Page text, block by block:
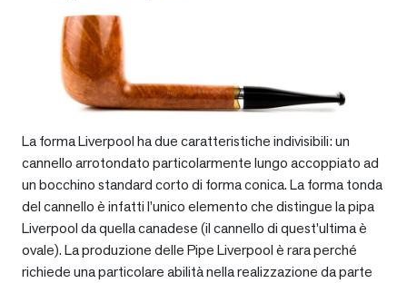
La forma Liverpool ha due caratteristiche indivisibili: un
cannello arrotondato particolarmente lungo accoppiato ad
un bocchino standard corto di forma conica. La forma tonda
del cannello è infatti l’unico elemento che distingue la pipa
Liverpool da quella canadese (il cannello di quest’ultima è
ovale). La produzione delle Pipe Liverpool è rara perché
richiede una particolare abilità nella realizzazione da parte